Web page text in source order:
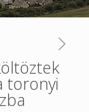
toronyi